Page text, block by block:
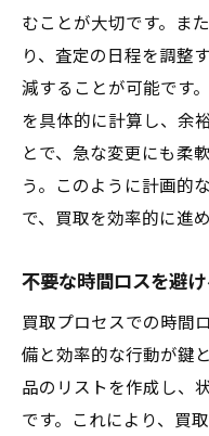
効率的な買取
広島県呉市川尻
時間管理術
買取プロセ
ク
買取手続きで
待ち時間を最
広島県呉市で
限られた時間を
県呉市川尻町小仁
むことが大切です。ま
り、査定の日程を調整
減することが可能です
を具体的に計算し、余
とで、急な変更にも柔
う。このように計画的
で、買取を効率的に進
不要な時間ロスを避
買取プロセスでの時間
備と効率的な行動が鍵
品のリストを作成し、
です。これにより、買